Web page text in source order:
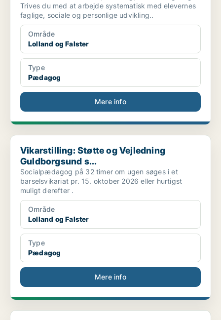
Trives du med at arbejde systematisk med elevernes
faglige, sociale og personlige udvikling..
Område
Lolland og Falster
Type
Pædagog
Mere info
Vikarstilling: Støtte og Vejledning Guldborgsund s...
Vikarstilling: Støtte og Vejledning
Guldborgsund s...
Socialpædagog på 32 timer om ugen søges i et
barselsvikariat pr. 15. oktober 2026 eller hurtigst
muligt derefter .
Område
Lolland og Falster
Type
Pædagog
Mere info
Pædagog til Kulturbørnehuset Nordstjernen